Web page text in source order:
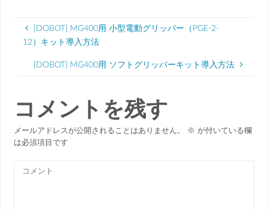
[DOBOT] MG400用 小型電動グリッパー（PGE-2-
12）キット導入方法
[DOBOT] MG400用 ソフトグリッパーキット導入方法
コメントを残す
メールアドレスが公開されることはありません。 ※ が付いている欄
は必須項目です